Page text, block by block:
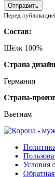
Отправить
Перед
Состав:
Шёлк 100%
Страна
Германия
Страна-
Вьетнам
Условия
Обратная